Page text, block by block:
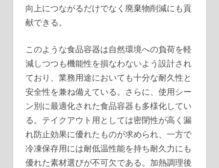
向上につながるだけでなく廃棄物削減にも貢
献できる。
このような食品容器は自然環境への負荷を軽
減しつつも機能性を損なわないよう設計され
ており、業務用途においても十分な耐久性と
安全性を兼ね備えている。さらに、使用シー
ン別に最適化された食品容器も多様化してい
る。テイクアウト用としては密閉性が高く漏
れ防止効果に優れたものが求められ、一方で
冷凍保存用には耐低温性能を持ち耐久力にも
優れた素材選びが不可欠である。加熱調理後